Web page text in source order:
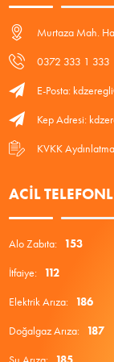
Murtaza Mah.
0372 333 1 333
E-Posta:
Kep Adresi:
KVKK
ACIL
Alo Zabıta: 153
İtfaiye: 112
Elektrik Arıza: 186
Doğalgaz Arıza: 187